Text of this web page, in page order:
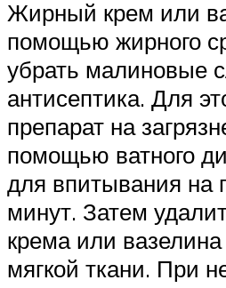
Жирный крем или
помощью жирного
убрать малиновые
антисептика. Для
препарат на
помощью ватного
для впитывания на
минут. Затем
крема или вазелина
мягкой ткани. При